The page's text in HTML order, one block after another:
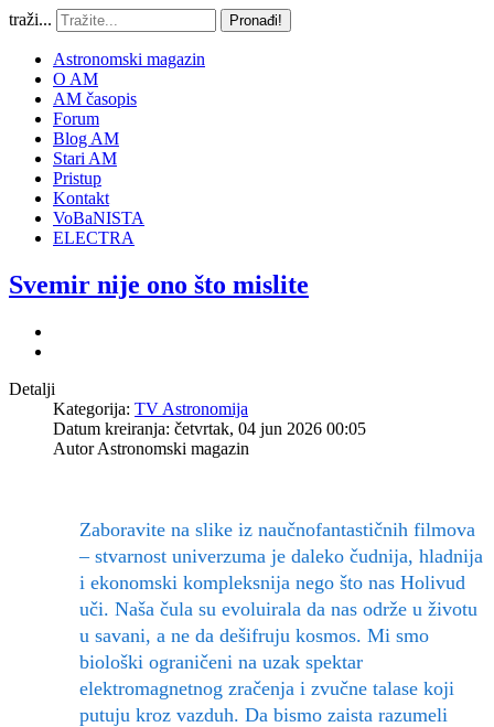
traži... Pronađi!
Astronomski magazin
O AM
AM časopis
Forum
Blog AM
Stari AM
Pristup
Kontakt
VoBaNISTA
ELECTRA
Svemir nije ono što mislite
Detalji
Kategorija: TV Astronomija
Datum kreiranja: četvrtak, 04 jun 2026 00:05
AutorAstronomski magazin
Zaboravite na slike iz naučnofantastičnih filmova
– stvarnost univerzuma je daleko čudnija, hladnija
i ekonomski kompleksnija nego što nas Holivud
uči. Naša čula su evoluirala da nas održe u životu
u savani, a ne da dešifruju kosmos. Mi smo
biološki ograničeni na uzak spektar
elektromagnetnog zračenja i zvučne talase koji
putuju kroz vazduh. Da bismo zaista razumeli